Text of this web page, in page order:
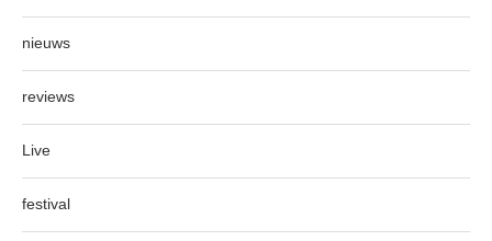
nieuws
reviews
Live
festival